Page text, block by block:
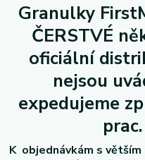
Granulky
ČERSTVÉ
oficiální
nejsou
expedujeme
K objednávkám s větším